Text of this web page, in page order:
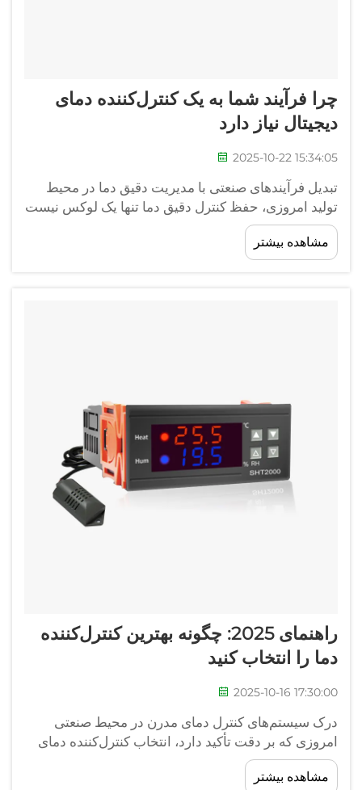
چرا فرآیند شما به یک کنترل‌کننده دمای
دیجیتال نیاز دارد
2025-10-22 15:34:05
تبدیل فرآیندهای صنعتی با مدیریت دقیق دما در محیط
تولید امروزی، حفظ کنترل دقیق دما تنها یک لوکس نیست
—بلکه یک ضرورت مطلق است. فرآیندهای صنعتی مدرن
به عملکرد برجسته در کنترل دما نیازمند هستند...
مشاهده بیشتر
راهنمای 2025: چگونه بهترین کنترل‌کننده
دما را انتخاب کنید
2025-10-16 17:30:00
درک سیستم‌های کنترل دمای مدرن در محیط صنعتی
امروزی که بر دقت تأکید دارد، انتخاب کنترل‌کننده دمای
مناسب اهمیت بیشتری پیدا کرده است. این دستگاه‌های
پیشرفته به عنوان ستون فقرات مدیریت حرارتی عمل
مشاهده بیشتر